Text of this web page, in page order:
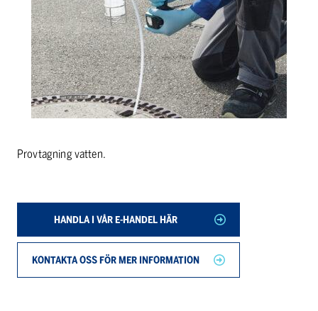
Provtagning vatten.
HANDLA I VÅR E-HANDEL HÄR
KONTAKTA OSS FÖR MER INFORMATION